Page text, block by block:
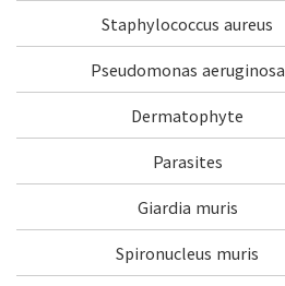
Staphylococcus aureus
Pseudomonas aeruginosa
Dermatophyte
Parasites
Giardia muris
Spironucleus muris